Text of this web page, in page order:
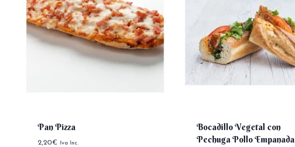
Pan Pizza
2,20€ Iva Inc.
Bocadillo Vegetal con
Pechuga Pollo Empanada